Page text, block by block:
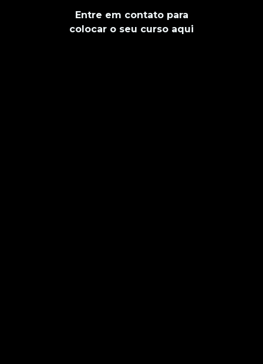
Entre em contato para
colocar o seu curso aqui